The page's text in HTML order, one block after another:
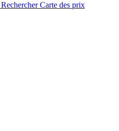
Rechercher Carte des prix